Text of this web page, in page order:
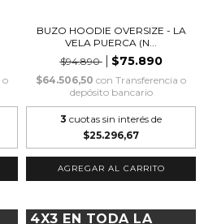
o
BUZO HOODIE OVERSIZE - LA
VELA PUERCA (N...
$94.890
$75.890
$64.506,50 con Transferencia o
depósito bancario
3 cuotas sin interés de
$25.296,67
AGREGAR AL CARRITO
4X3 EN TODA LA